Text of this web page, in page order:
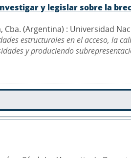
y legislar sobre la
(Argentina) : Universidad
estructurales en el acceso, la
y produciendo